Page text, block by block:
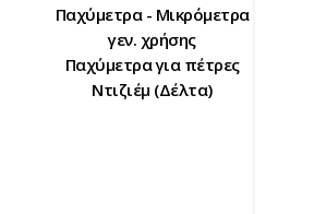
Παχύμετρα - Μικρόμετρα
γεν. χρήσης
Παχύμετρα για πέτρες
Ντιζιέμ (Δέλτα)